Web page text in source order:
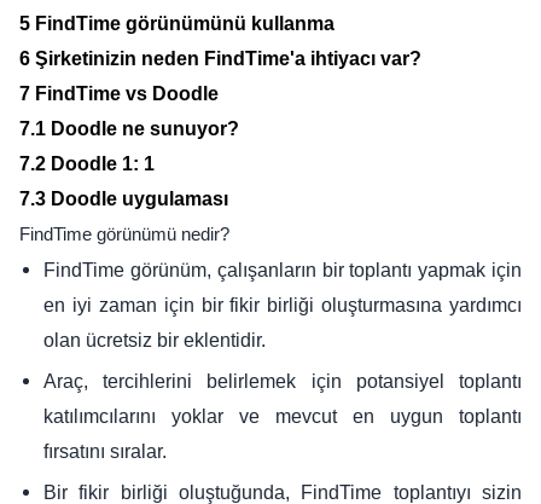
5 FindTime görünümünü kullanma
6 Şirketinizin neden FindTime'a ihtiyacı var?
7 FindTime vs Doodle
7.1 Doodle ne sunuyor?
7.2 Doodle 1: 1
7.3 Doodle uygulaması
FindTime görünümü nedir?
FindTime görünüm, çalışanların bir toplantı yapmak için
en iyi zaman için bir fikir birliği oluşturmasına yardımcı
olan ücretsiz bir eklentidir.
Araç, tercihlerini belirlemek için potansiyel toplantı
katılımcılarını yoklar ve mevcut en uygun toplantı
fırsatını sıralar.
Bir fikir birliği oluştuğunda, FindTime toplantıyı sizin